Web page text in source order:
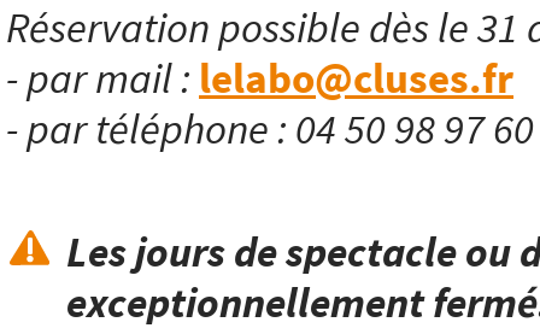
Réservation possible dès le 31
- par mail : lelabo@cluses.fr
- par téléphone : 04 50 98 97
Les jours de spectacle ou
exceptionnellement